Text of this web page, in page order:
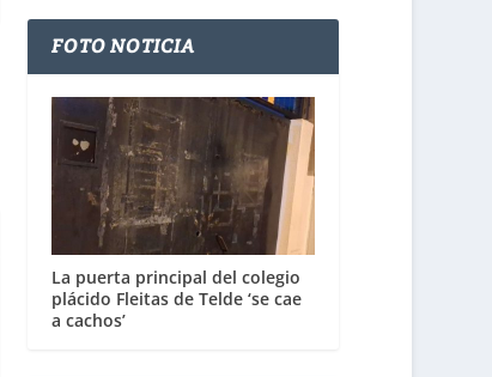
FOTO NOTICIA
La puerta principal del colegio
plácido Fleitas de Telde ‘se cae
a cachos’